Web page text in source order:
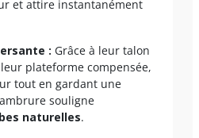
et attire instantanément
: Grâce à leur talon
plateforme compensée,
tout en gardant une
souligne
naturelles.